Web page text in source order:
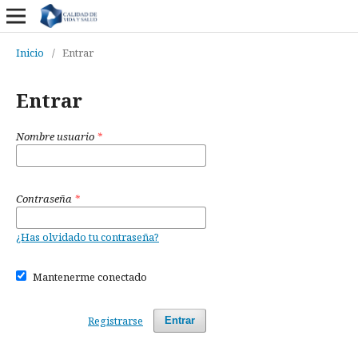
Inicio / Entrar
Entrar
Nombre usuario *
Contraseña *
¿Has olvidado tu contraseña?
Mantenerme conectado
Entrar
Registrarse